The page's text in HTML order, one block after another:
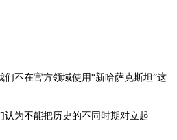
不在官方领域使用“新哈萨克斯坦”这
为不能把历史的不同时期对立起